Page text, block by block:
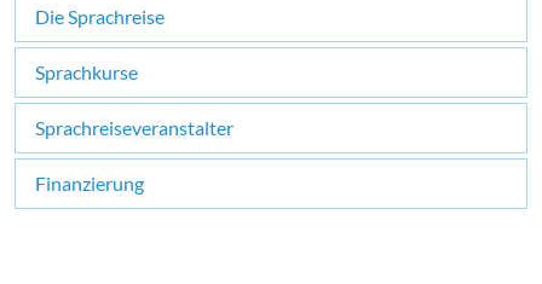
Die Sprachreise
Sprachkurse
Sprachreiseveranstalter
Finanzierung